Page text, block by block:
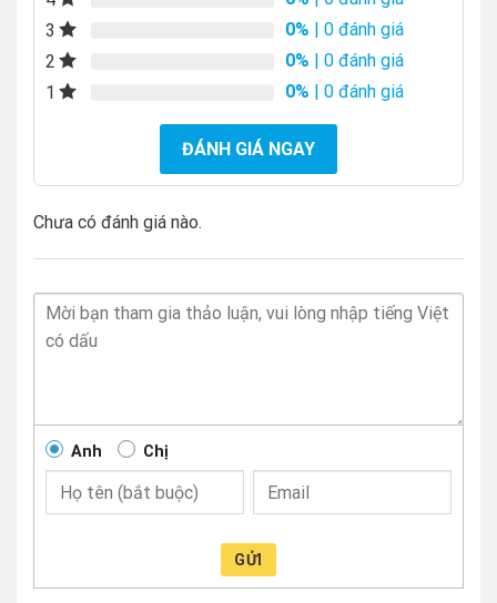
3
0% | 0 đánh giá
2
0% | 0 đánh giá
1
0% | 0 đánh giá
ĐÁNH GIÁ NGAY
Chưa có đánh giá nào.
Anh Chị
GỬI